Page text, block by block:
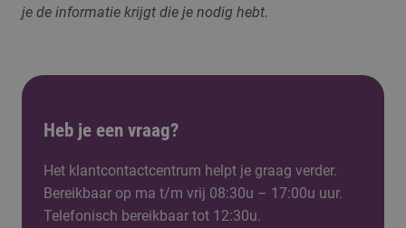
je de informatie krijgt die je nodig hebt.
Heb je een vraag?
Het klantcontactcentrum helpt je graag verder.
Bereikbaar op ma t/m vrij 08:30u – 17:00u uur.
Telefonisch bereikbaar tot 12:30u.